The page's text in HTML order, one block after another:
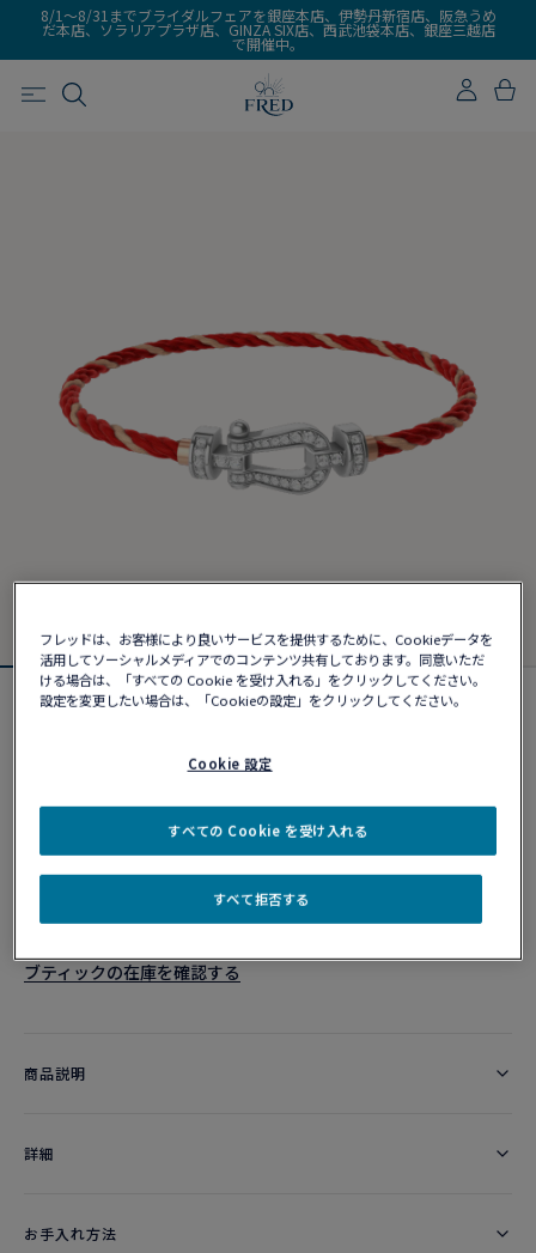
8/1～8/31までブライダルフェアを銀座本店、伊勢丹新宿店、阪急うめ
だ本店、ソラリアプラザ店、GINZA SIX店、西武池袋本店、銀座三越店
で開催中。
フォース10ブレスレット
カスタマイズ
ショッピングバッグに追加
ブティックの在庫を確認する​
商品説明
詳細​
お手入れ方法
フレッドは、お客様により良いサービスを提供するために、Cookieデータを
活用してソーシャルメディアでのコンテンツ共有しております。同意いただ
ける場合は、「すべての Cookie を受け入れる」をクリックしてください。
設定を変更したい場合は、「Cookieの設定」をクリックしてください。
Cookie 設定
すべて拒否する
すべての Cookie を受け入れる